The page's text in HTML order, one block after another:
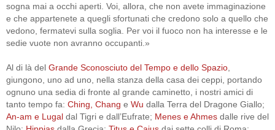
sogna mai a occhi aperti. Voi, allora, che non avete immaginazione
e che appartenete a quegli sfortunati che credono solo a quello che
vedono, fermatevi sulla soglia. Per voi il fuoco non ha interesse e le
sedie vuote non avranno occupanti.»
Al di là del Grande Sconosciuto del Tempo e dello Spazio
giungono, uno ad uno, nella stanza della casa dei ceppi, portando
ognuno una sedia di fronte al grande caminetto, i nostri amici di
tanto tempo fa: Ching, Chang e Wu dalla Terra del Dragone Giallo;
An-am e Lugal dal Tigri e dall’Eufrate; Menes e Ahmes dalle rive del